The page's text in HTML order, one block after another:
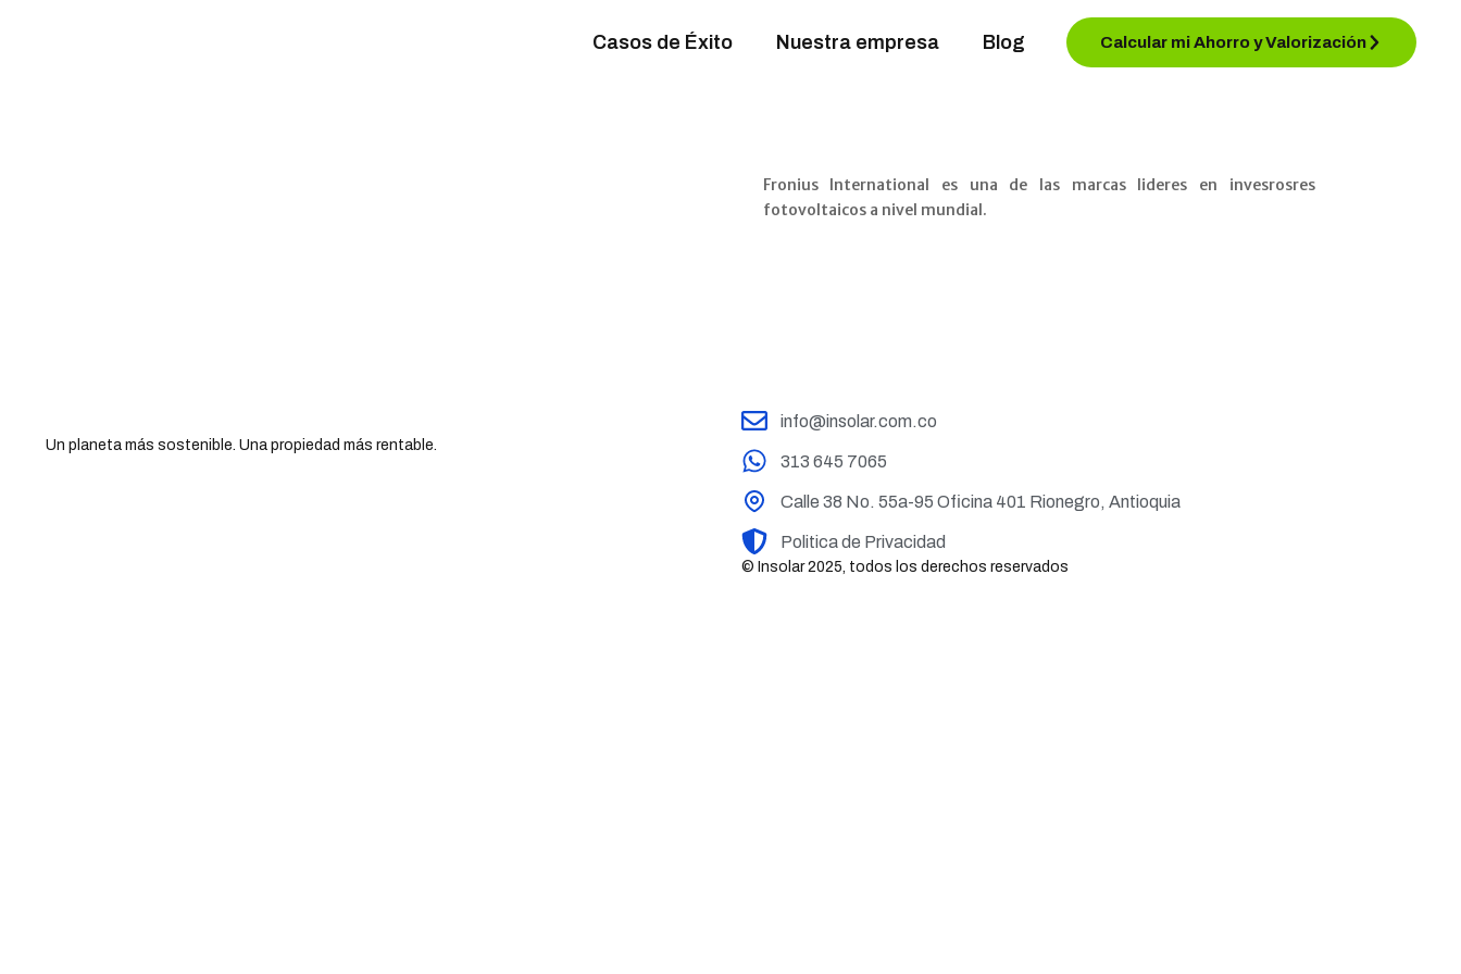
Casos de Éxito Nuestra empresa Blog Calcular mi Ahorro y Valorización
Fronius International es una de las marcas lideres en invesrosres
fotovoltaicos a nivel mundial.
Un planeta más sostenible. Una propiedad más rentable.
info@insolar.com.co
313 645 7065
Calle 38 No. 55a-95 Oficina 401 Rionegro, Antioquia
Politica de Privacidad
© Insolar 2025, todos los derechos reservados